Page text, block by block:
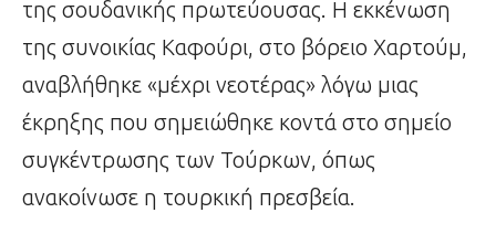
της σουδανικής πρωτεύουσας. Η εκκένωση
της συνοικίας Καφούρι, στο βόρειο Χαρτούμ,
αναβλήθηκε «μέχρι νεοτέρας» λόγω μιας
έκρηξης που σημειώθηκε κοντά στο σημείο
συγκέντρωσης των Τούρκων, όπως
ανακοίνωσε η τουρκική πρεσβεία.